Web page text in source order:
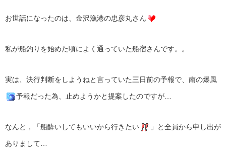
お世話になったのは、金沢漁港の忠彦丸さん
私が船釣りを始めた頃によく通っていた船宿さんです。。
実は、決行判断をしようねと言っていた三日前の予報で、南の爆風
予報だった為、止めようかと提案したのですが…
なんと，「船酔いしてもいいから行きたい 」と全員から申し出が
ありまして…